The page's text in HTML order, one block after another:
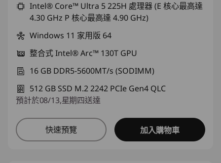
eCoupon Savings :-HK$8,873.00
*Savings cannot be combined
使用優惠券 : FLASHSALE13
eCoupon limited to 3 units
Intel® Core™ Ultra 5 225H 處理器 (E 核心最高達
4.30 GHz P 核心最高達 4.90 GHz)
Windows 11 家用版 64
整合式 Intel® Arc™ 130T GPU
16 GB DDR5-5600MT/s (SODIMM)
512 GB SSD M.2 2242 PCIe Gen4 QLC
預計於08/13,星期四送達
快速預覽 加入購物車